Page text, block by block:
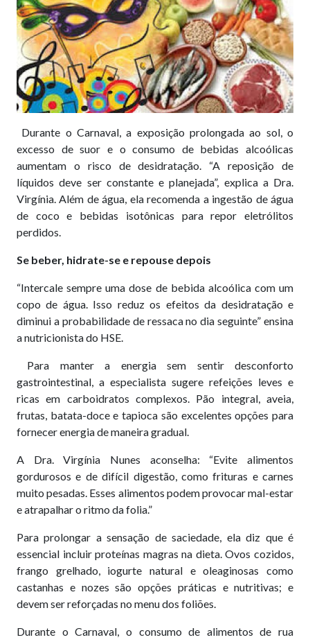
Durante o Carnaval, a exposição prolongada ao sol, o
excesso de suor e o consumo de bebidas alcoólicas
aumentam o risco de desidratação. “A reposição de
líquidos deve ser constante e planejada”, explica a Dra.
Virgínia. Além de água, ela recomenda a ingestão de água
de coco e bebidas isotônicas para repor eletrólitos
perdidos.
Se beber, hidrate-se e repouse depois
“Intercale sempre uma dose de bebida alcoólica com um
copo de água. Isso reduz os efeitos da desidratação e
diminui a probabilidade de ressaca no dia seguinte” ensina
a nutricionista do HSE.
Para manter a energia sem sentir desconforto
gastrointestinal, a especialista sugere refeições leves e
ricas em carboidratos complexos. Pão integral, aveia,
frutas, batata-doce e tapioca são excelentes opções para
fornecer energia de maneira gradual.
A Dra. Virgínia Nunes aconselha: “Evite alimentos
gordurosos e de difícil digestão, como frituras e carnes
muito pesadas. Esses alimentos podem provocar mal-estar
e atrapalhar o ritmo da folia.”
Para prolongar a sensação de saciedade, ela diz que é
essencial incluir proteínas magras na dieta. Ovos cozidos,
frango grelhado, iogurte natural e oleaginosas como
castanhas e nozes são opções práticas e nutritivas; e
devem ser reforçadas no menu dos foliões.
Durante o Carnaval, o consumo de alimentos de rua